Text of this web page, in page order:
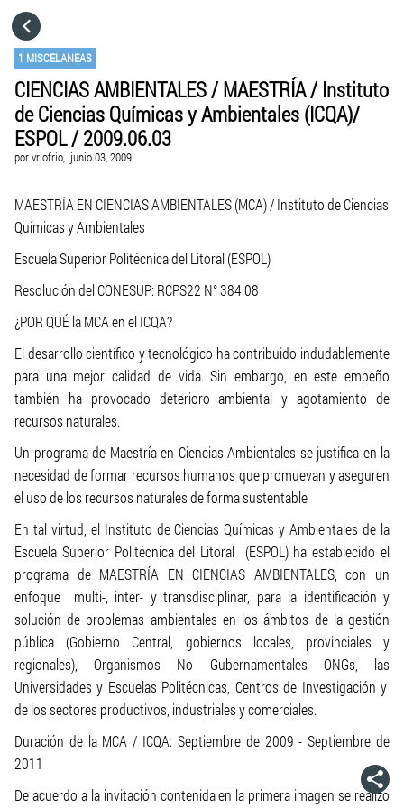
1 MISCELANEAS
CIENCIAS AMBIENTALES / MAESTRÍA / Instituto
de Ciencias Químicas y Ambientales (ICQA)/
ESPOL / 2009.06.03
porvriofrio, junio 03, 2009
MAESTRÍA EN CIENCIAS AMBIENTALES (MCA) / Instituto de Ciencias
Químicas y Ambientales
Escuela Superior Politécnica del Litoral (ESPOL)
Resolución del CONESUP: RCPS22 N° 384.08
¿POR QUÉ la MCA en el ICQA?
El desarrollo científico y tecnológico ha contribuido indudablemente
para una mejor calidad de vida. Sin embargo, en este empeño
también ha provocado deterioro ambiental y agotamiento de
recursos naturales.
Un programa de Maestría en Ciencias Ambientales se justifica en la
necesidad de formar recursos humanos que promuevan y aseguren
el uso de los recursos naturales de forma sustentable
En tal virtud, el Instituto de Ciencias Químicas y Ambientales de la
Escuela Superior Politécnica del Litoral (ESPOL) ha establecido el
programa de MAESTRÍA EN CIENCIAS AMBIENTALES, con un
enfoque multi-, inter- y transdisciplinar, para la identificación y
solución de problemas ambientales en los ámbitos de la gestión
pública (Gobierno Central, gobiernos locales, provinciales y
regionales), Organismos No Gubernamentales ONGs, las
Universidades y Escuelas Politécnicas, Centros de Investigación y
de los sectores productivos, industriales y comerciales.
Duración de la MCA / ICQA: Septiembre de 2009 - Septiembre de
2011
De acuerdo a la invitación contenida en la primera imagen se realizo
CATEGORÍAS
IR A
VISITA EL SITIO WEB